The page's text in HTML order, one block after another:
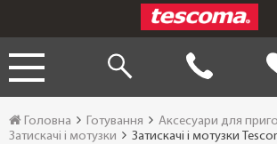
Головна Готування
Аксесуари для
Затискачі і мотузки
Затискачі і мотузки